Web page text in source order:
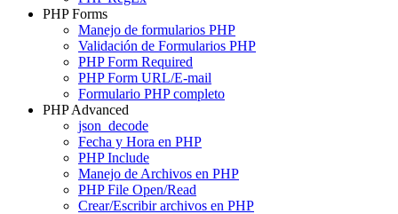
PHP Forms
Manejo de formularios PHP
Validación de Formularios PHP
PHP Form Required
PHP Form URL/E-mail
Formulario PHP completo
PHP Advanced
json_decode
Fecha y Hora en PHP
PHP Include
Manejo de Archivos en PHP
PHP File Open/Read
Crear/Escribir archivos en PHP